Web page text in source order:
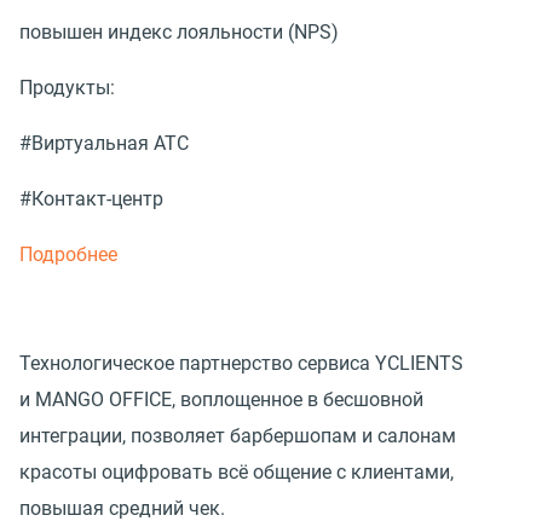
повышен индекс лояльности (NPS)
Продукты:
#Виртуальная АТС
#Контакт-центр
Подробнее
Технологическое партнерство сервиса YCLIENTS
и MANGO OFFICE, воплощенное в бесшовной
интеграции, позволяет барбершопам и салонам
красоты оцифровать всё общение с клиентами,
повышая средний чек.